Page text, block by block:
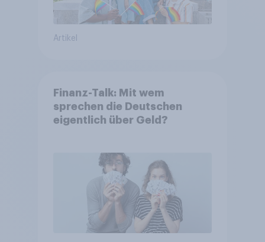
Artikel
Finanz-Talk: Mit wem
sprechen die Deutschen
eigentlich über Geld?